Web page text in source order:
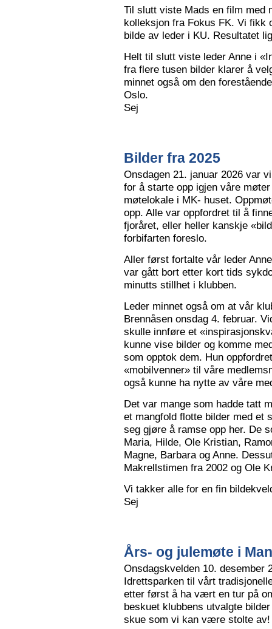
Til slutt viste Mads en film med
kolleksjon fra Fokus FK. Vi fikk
bilde av leder i KU. Resultatet
Helt til slutt viste leder Anne i
fra flere tusen bilder klarer å
minnet også om den
Oslo.
Sej
Bilder fra 2025
Onsdagen 21. januar 2026 var
for å starte opp igjen våre
møtelokale i MK- huset.
opp. Alle var oppfordret til å
fjoråret, eller heller kanskje
forbifarten foreslo.
Aller først fortalte vår leder
var gått bort etter kort tids
minutts stillhet i klubben.
Leder minnet også om at vår
Brennåsen onsdag 4. februar.
skulle innføre et
kunne vise bilder og komme
som opptok dem. Hun
«mobilvenner» til våre
også kunne ha nytte av våre
Det var mange som hadde tatt
et mangfold flotte bilder med et
seg gjøre å ramse opp her. De
Maria, Hilde, Ole Kristian,
Magne, Barbara og Anne.
Makrellstimen fra 2002 og Ole
Vi takker alle for en fin
Sej
Års- og julemøte i
Onsdagskvelden 10. desember
Idrettsparken til vårt
etter først å ha vært en tur på
beskuet klubbens utvalgte
skue som vi kan være stolte av!